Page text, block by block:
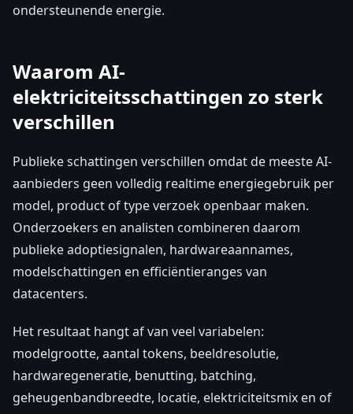
ondersteunende energie.
Waarom AI-
elektriciteitsschattingen zo sterk
verschillen
Publieke schattingen verschillen omdat de meeste AI-
aanbieders geen volledig realtime energiegebruik per
model, product of type verzoek openbaar maken.
Onderzoekers en analisten combineren daarom
publieke adoptiesignalen, hardwareaannames,
modelschattingen en efficiëntieranges van
datacenters.
Het resultaat hangt af van veel variabelen:
modelgrootte, aantal tokens, beeldresolutie,
hardwaregeneratie, benutting, batching,
geheugenbandbreedte, locatie, elektriciteitsmix en of